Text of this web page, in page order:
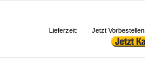
Lieferzeit: Jetzt Vorbestellen